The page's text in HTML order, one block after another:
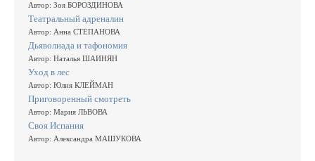
Автор: Зоя БОРОЗДИНОВА
Театральный адреналин
Автор: Анна СТЕПАНОВА
Дьяволиада и тафономия
Автор: Наталья ШАИНЯН
Уход в лес
Автор: Юлия КЛЕЙМАН
Приговоренный смотреть
Автор: Мария ЛЬВОВА
Своя Испания
Автор: Александра МАШУКОВА